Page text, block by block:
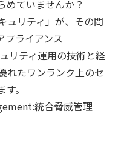
めていませんか？
ュリティ」が、その問
プライアンス
リティ運用の技術と経
れたワンランク上のセ
。
統合脅威管理